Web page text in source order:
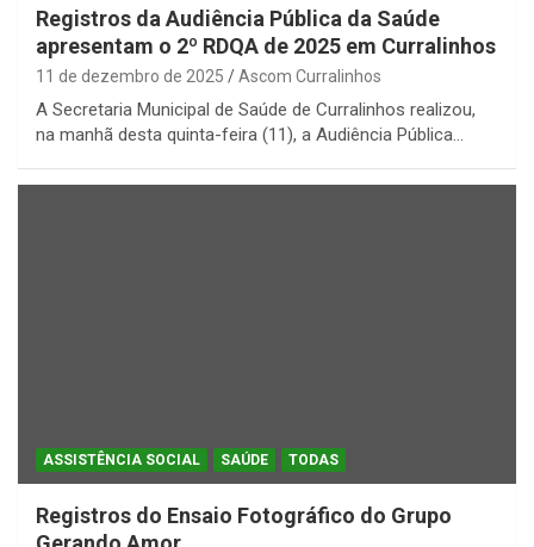
Registros da Audiência Pública da Saúde
apresentam o 2º RDQA de 2025 em Curralinhos
11 de dezembro de 2025 Ascom Curralinhos
A Secretaria Municipal de Saúde de Curralinhos realizou,
na manhã desta quinta-feira (11), a Audiência Pública…
ASSISTÊNCIA SOCIAL SAÚDE TODAS
Registros do Ensaio Fotográfico do Grupo